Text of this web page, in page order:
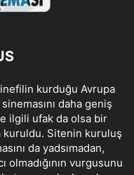
kurduğu Avrupa
daha geniş
ilgili ufak da olsa bir
kuruldu. Sitenin kuruluş
da yadsımadan,
olmadığının vurgusunu